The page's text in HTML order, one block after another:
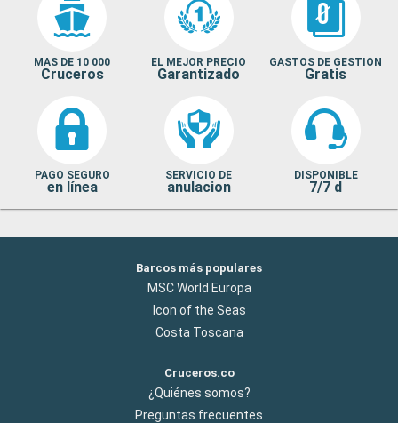
MAS DE 10 000
Cruceros
EL MEJOR PRECIO
Garantizado
GASTOS DE GESTION
Gratis
PAGO SEGURO
en línea
SERVICIO DE
anulacion
DISPONIBLE
7/7 d
Barcos más populares
MSC World Europa
Icon of the Seas
Costa Toscana
Cruceros.co
¿Quiénes somos?
Preguntas frecuentes